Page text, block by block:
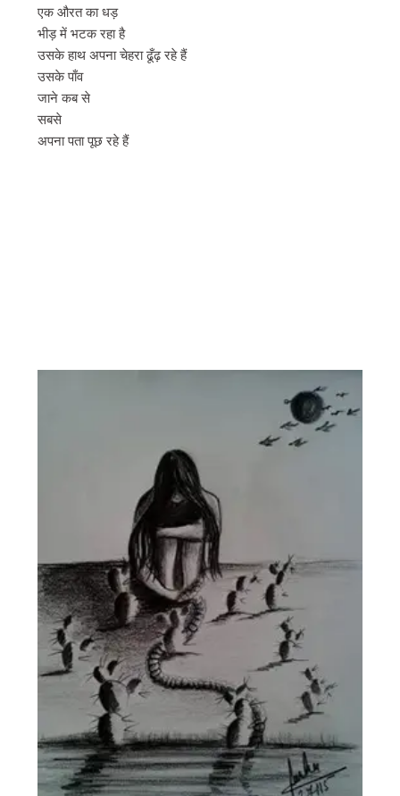
एक औरत का धड़
भीड़ में भटक रहा है
उसके हाथ अपना चेहरा ढूँढ़ रहे हैं
उसके पाँव
जाने कब से
सबसे
अपना पता पूछ रहे हैं